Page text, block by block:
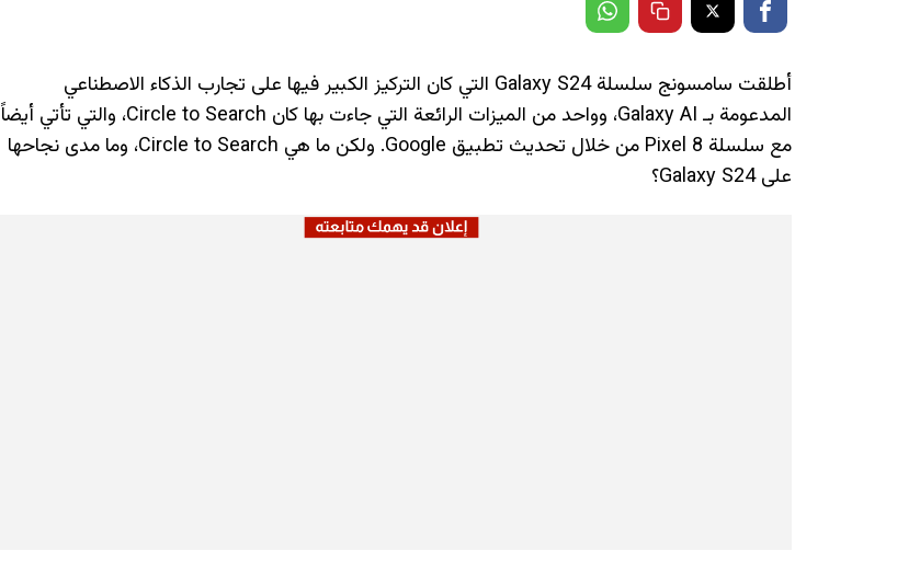
أطلقت سامسونج سلسلة Galaxy S24 التي كان التركيز الكبير فيها على تجارب الذكاء الاصطناعي
المدعومة بـ Galaxy AI، وواحد من الميزات الرائعة التي جاءت بها كان Circle to Search، والتي تأتي أيضاً
مع سلسلة Pixel 8 من خلال تحديث تطبيق Google. ولكن ما هي Circle to Search، وما مدى نجاحها
على Galaxy S24؟